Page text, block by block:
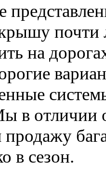
на
в отличии
продажу
в сезон.